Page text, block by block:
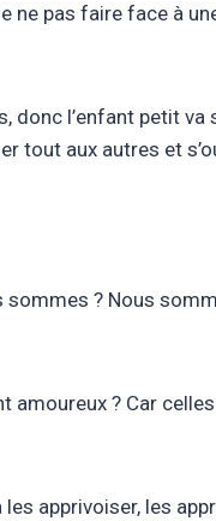
ne pas faire face à
l’enfant petit va
tout aux autres et
sommes ? Nous
amoureux ? Car
apprivoiser, les